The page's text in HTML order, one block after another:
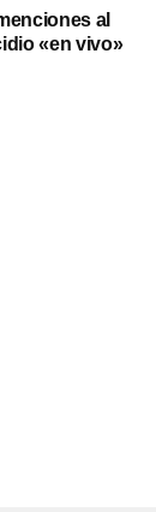
al
«en vivo»